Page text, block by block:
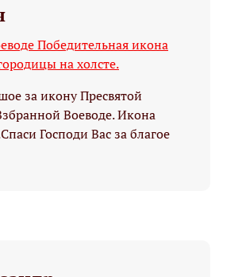
Победительная икона
на холсте.
за икону Пресвятой
Воеводе. Икона
Господи Вас за благое